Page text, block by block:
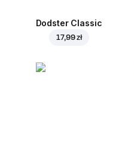
Dodster Classic
17,99 zł